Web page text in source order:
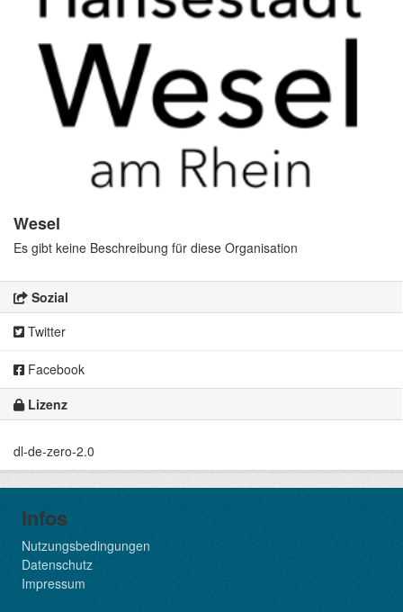
Wesel
Es gibt keine Beschreibung für diese Organisation
Sozial
Twitter
Facebook
Lizenz
dl-de-zero-2.0
Infos
Nutzungsbedingungen
Datenschutz
Impressum